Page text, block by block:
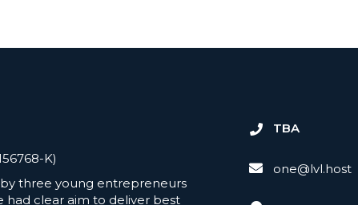
K)
by three young entrepreneurs
had clear aim to deliver best
TBA
one@lvl.host